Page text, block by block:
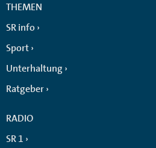
THEMEN
SR info
Sport
Unterhaltung
Ratgeber
RADIO
SR 1